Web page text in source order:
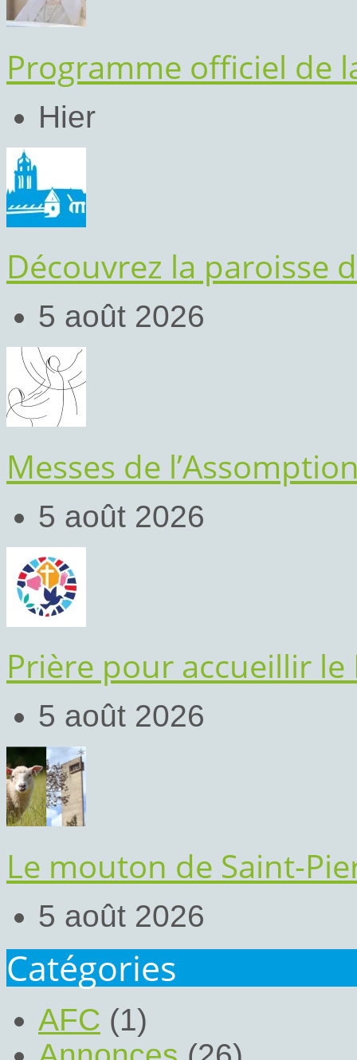
Programme officiel de
Hier
Découvrez la paroisse
5 août 2026
Messes de
5 août 2026
Prière pour accueillir le
5 août 2026
Le mouton de Saint-
5 août 2026
Catégories
AFC (1)